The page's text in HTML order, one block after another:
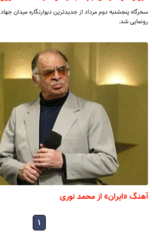
سحرگاه پنجشنبه دوم مرداد از جدیدترین دیوارنگاره میدان
رونمایی شد.
آهنگ «ایران» از محمد نوری
۱